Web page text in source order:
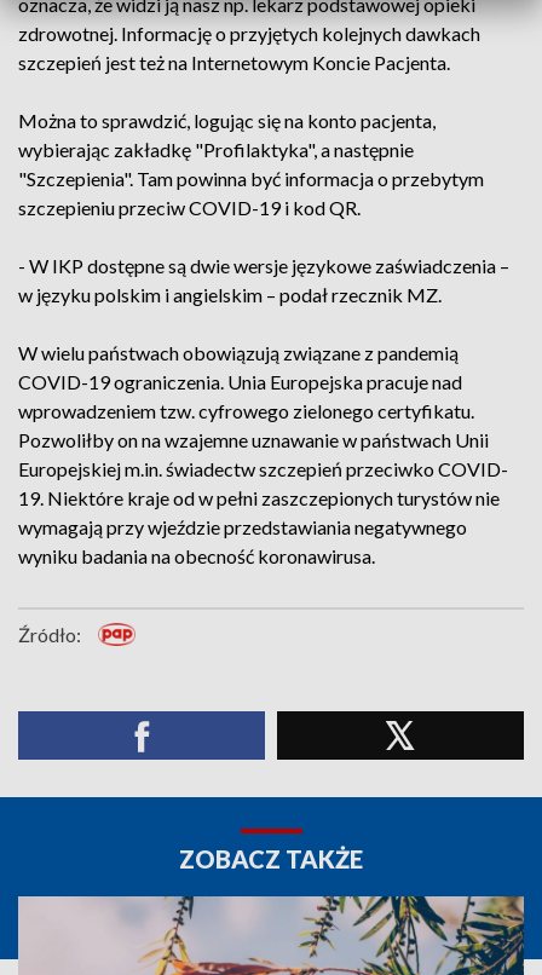
zdrowotnej. Informację o przyjętych kolejnych dawkach
szczepień jest też na Internetowym Koncie Pacjenta.
Można to sprawdzić, logując się na konto pacjenta,
wybierając zakładkę "Profilaktyka", a następnie
"Szczepienia". Tam powinna być informacja o przebytym
szczepieniu przeciw COVID-19 i kod QR.
- W IKP dostępne są dwie wersje językowe zaświadczenia –
w języku polskim i angielskim – podał rzecznik MZ.
W wielu państwach obowiązują związane z pandemią
COVID-19 ograniczenia. Unia Europejska pracuje nad
wprowadzeniem tzw. cyfrowego zielonego certyfikatu.
Pozwoliłby on na wzajemne uznawanie w państwach Unii
Europejskiej m.in. świadectw szczepień przeciwko COVID-
19. Niektóre kraje od w pełni zaszczepionych turystów nie
wymagają przy wjeździe przedstawiania negatywnego
wyniku badania na obecność koronawirusa.
Źródło:
ZOBACZ TAKŻE